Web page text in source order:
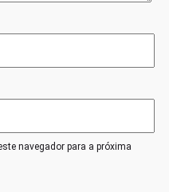
navegador para a próxima